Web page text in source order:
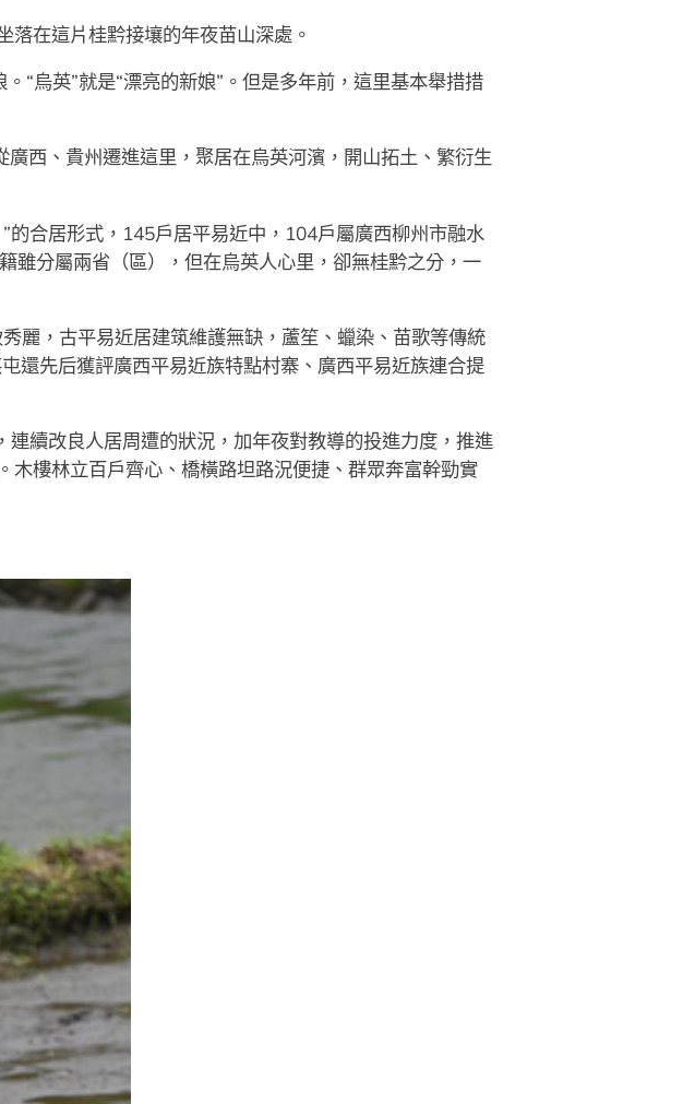
在這片桂黔接壤的年夜苗山深處。
“烏英”就是“漂亮的新娘”。但是多年前，這里基本舉措措
西、貴州遷進這里，聚居在烏英河濱，開山拓土、繁衍生
的合居形式，145戶居平易近中，104戶屬廣西柳州市融水
雖分屬兩省（區），但在烏英人心里，卻無桂黔之分，一
麗，古平易近居建筑維護無缺，蘆笙、蠟染、苗歌等傳統
還先后獲評廣西平易近族特點村寨、廣西平易近族連合提
續改良人居周遭的狀況，加年夜對教導的投進力度，推進
樓林立百戶齊心、橋橫路坦路況便捷、群眾奔富幹勁實